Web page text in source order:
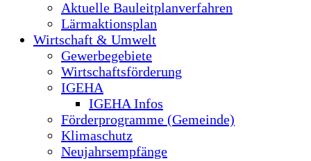
Aktuelle Bauleitplanverfahren
Lärmaktionsplan
Wirtschaft & Umwelt
Gewerbegebiete
Wirtschaftsförderung
IGEHA
IGEHA Infos
Förderprogramme (Gemeinde)
Klimaschutz
Neujahrsempfänge